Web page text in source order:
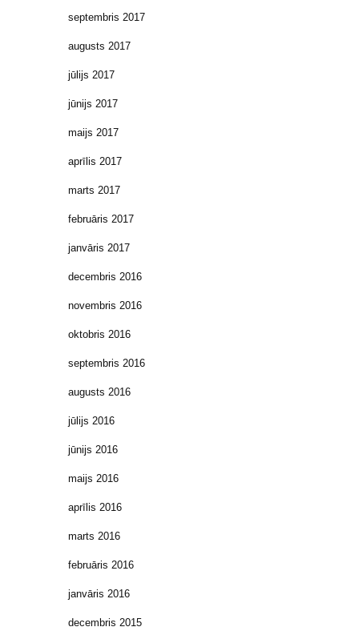
septembris 2017
augusts 2017
jūlijs 2017
jūnijs 2017
maijs 2017
aprīlis 2017
marts 2017
februāris 2017
janvāris 2017
decembris 2016
novembris 2016
oktobris 2016
septembris 2016
augusts 2016
jūlijs 2016
jūnijs 2016
maijs 2016
aprīlis 2016
marts 2016
februāris 2016
janvāris 2016
decembris 2015